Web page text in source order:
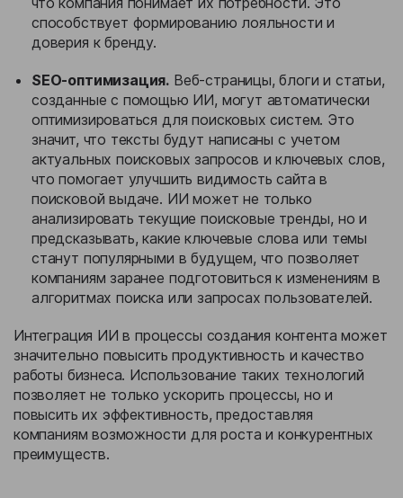
способствует формированию лояльности и
доверия к бренду.
SEO-оптимизация. Веб-страницы, блоги и статьи,
созданные с помощью ИИ, могут автоматически
оптимизироваться для поисковых систем. Это
значит, что тексты будут написаны с учетом
актуальных поисковых запросов и ключевых слов,
что помогает улучшить видимость сайта в
поисковой выдаче. ИИ может не только
анализировать текущие поисковые тренды, но и
предсказывать, какие ключевые слова или темы
станут популярными в будущем, что позволяет
компаниям заранее подготовиться к изменениям в
алгоритмах поиска или запросах пользователей.
Интеграция ИИ в процессы создания контента может
значительно повысить продуктивность и качество
работы бизнеса. Использование таких технологий
позволяет не только ускорить процессы, но и
повысить их эффективность, предоставляя
компаниям возможности для роста и конкурентных
преимуществ.